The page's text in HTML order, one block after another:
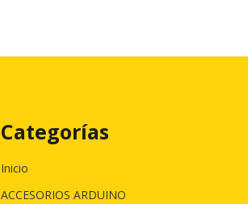
Categorías
Inicio
ACCESORIOS ARDUINO